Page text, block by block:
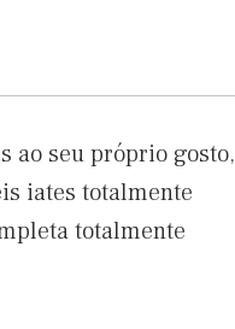
ao seu próprio gosto,
iates totalmente
totalmente